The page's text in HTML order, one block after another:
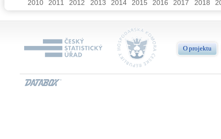
O projektu